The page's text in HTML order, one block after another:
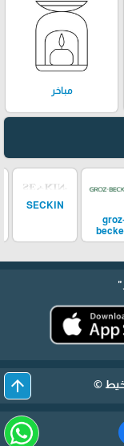
مباخر
SECKIN
©
arrow_upward